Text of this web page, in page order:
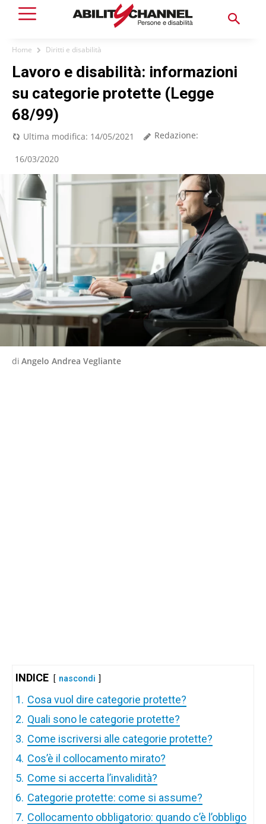
Home Diritti e disabilità
Lavoro e disabilità: informazioni
su categorie protette (Legge
68/99)
Ultima modifica: 14/05/2021 Redazione:
16/03/2020
di Angelo Andrea Vegliante
INDICE nascondi
1. Cosa vuol dire categorie protette?
2. Quali sono le categorie protette?
3. Come iscriversi alle categorie protette?
4. Cos’è il collocamento mirato?
5. Come si accerta l’invalidità?
6. Categorie protette: come si assume?
7. Collocamento obbligatorio: quando c’è l’obbligo